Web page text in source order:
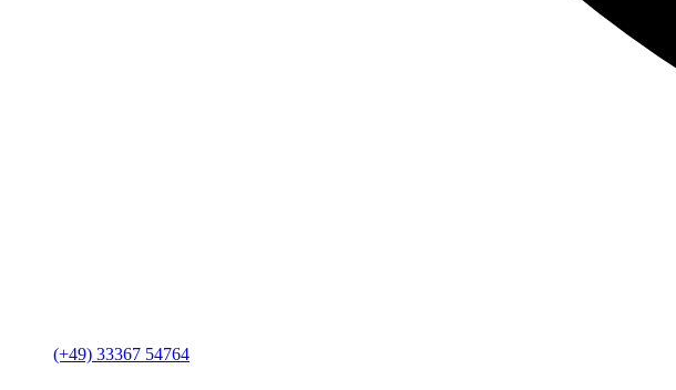
(+49) 33367 54764